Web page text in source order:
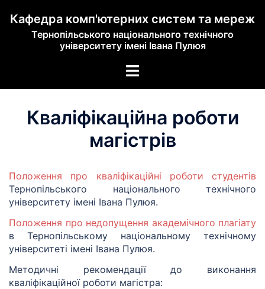
Кафедра комп'ютерних систем та мереж
Тернопільського національного технічного
університету імені Івана Пулюя
Кваліфікаційна роботи
магістрів
Положення про кваліфікаційні роботи студентів
Тернопільського національного технічного
університету імені Івана Пулюя.
Положення про недопущення академічного плагіату
в Тернопільському національному технічному
університеті імені Івана Пулюя.
Методичні рекомендації до виконання
кваліфікаційної роботи магістра: